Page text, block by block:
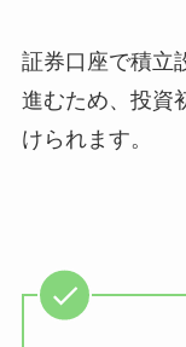
証券口座で積立
進むため、投資
けられます。